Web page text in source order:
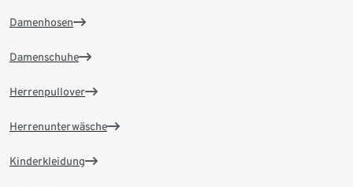
Damenhosen
Damenschuhe
Herrenpullover
Herrenunterwäsche
Kinderkleidung